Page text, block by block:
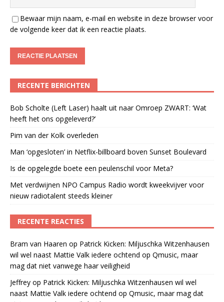
Bewaar mijn naam, e-mail en website in deze browser voor
de volgende keer dat ik een reactie plaats.
RECENTE BERICHTEN
Bob Scholte (Left Laser) haalt uit naar Omroep ZWART: ‘Wat
heeft het ons opgeleverd?’
Pim van der Kolk overleden
Man ‘opgesloten’ in Netflix-billboard boven Sunset Boulevard
Is de opgelegde boete een peulenschil voor Meta?
Met verdwijnen NPO Campus Radio wordt kweekvijver voor
nieuw radiotalent steeds kleiner
RECENTE REACTIES
Bram van Haaren op Patrick Kicken: Miljuschka Witzenhausen
wil wel naast Mattie Valk iedere ochtend op Qmusic, maar
mag dat niet vanwege haar veiligheid
Jeffrey op Patrick Kicken: Miljuschka Witzenhausen wil wel
naast Mattie Valk iedere ochtend op Qmusic, maar mag dat